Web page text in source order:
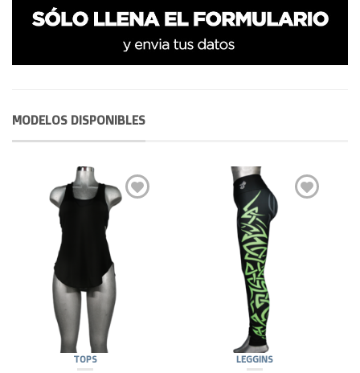
MODELOS DISPONIBLES
TOPS LEGGINS